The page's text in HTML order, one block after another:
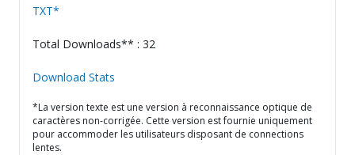
TXT*
Total Downloads** : 32
Download Stats
*La version texte est une version à reconnaissance optique de
caractères non-corrigée. Cette version est fournie uniquement
pour accommoder les utilisateurs disposant de connections
lentes.